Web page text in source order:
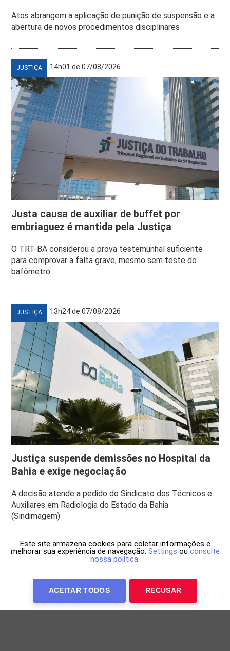
Atos abrangem a aplicação de punição de suspensão e a
abertura de novos procedimentos disciplinares
JUSTIÇA 14h01 de 07/08/2026
Justa causa de auxiliar de buffet por
embriaguez é mantida pela Justiça
O TRT-BA considerou a prova testemunhal suficiente
para comprovar a falta grave, mesmo sem teste do
bafômetro
JUSTIÇA 13h24 de 07/08/2026
Justiça suspende demissões no Hospital da
Bahia e exige negociação
A decisão atende a pedido do Sindicato dos Técnicos e
Auxiliares em Radiologia do Estado da Bahia
(Sindimagem)
Este site armazena cookies para coletar informações e
melhorar sua experiência de navegação. Settings ou consulte
nossa política.
ACEITAR TODOS RECUSAR